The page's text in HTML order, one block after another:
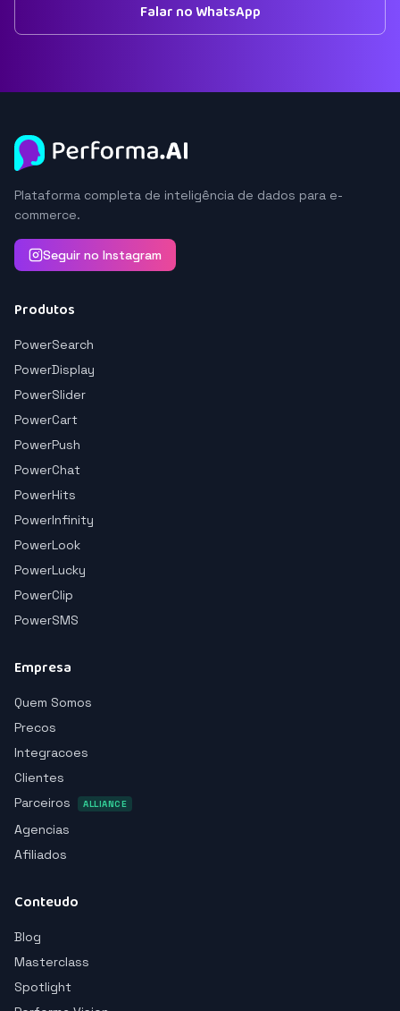
Falar no WhatsApp
Plataforma completa de inteligência de dados para e-
commerce.
Seguir no Instagram
Produtos
PowerSearch
PowerDisplay
PowerSlider
PowerCart
PowerPush
PowerChat
PowerHits
PowerInfinity
PowerLook
PowerLucky
PowerClip
PowerSMS
Empresa
Quem Somos
Precos
Integracoes
Clientes
Parceiros
ALLIANCE
Agencias
Afiliados
Conteudo
Blog
Masterclass
Spotlight